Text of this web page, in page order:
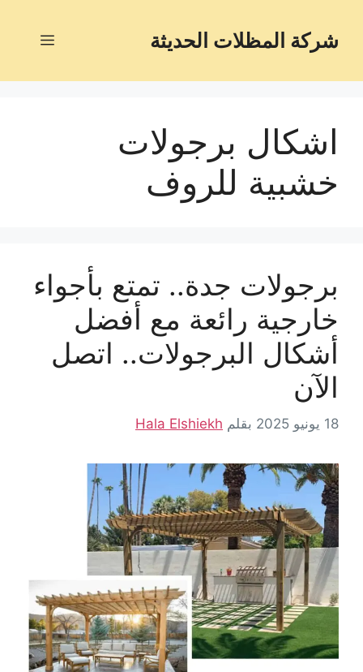
شركة المظلات الحديثة
اشكال برجولات
خشبية للروف
برجولات جدة.. تمتع بأجواء
خارجية رائعة مع أفضل
أشكال البرجولات.. اتصل
الآن
18 يونيو 2025 بقلم Hala Elshiekh